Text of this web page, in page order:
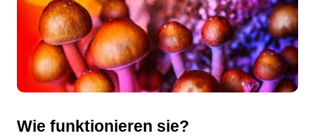
Wie funktionieren sie?